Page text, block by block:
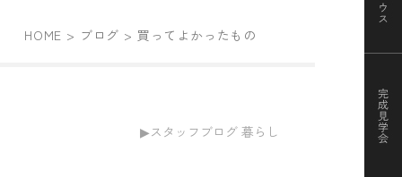
HOME ブログ 買ってよかったもの
スタッフブログ 暮らし